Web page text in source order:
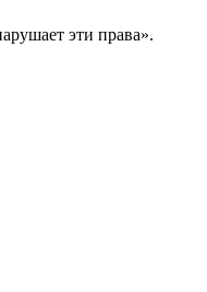
эти права».